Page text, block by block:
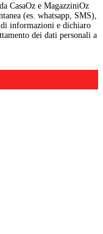
CasaOz e MagazziniOz
(es. whatsapp, SMS),
di informazioni e dichiaro
dei dati personali a